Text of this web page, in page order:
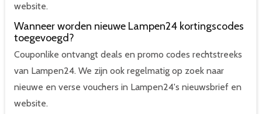
website.
Wanneer worden nieuwe Lampen24 kortingscodes
toegevoegd?
Couponlike ontvangt deals en promo codes rechtstreeks
van Lampen24. We zijn ook regelmatig op zoek naar
nieuwe en verse vouchers in Lampen24's nieuwsbrief en
website.